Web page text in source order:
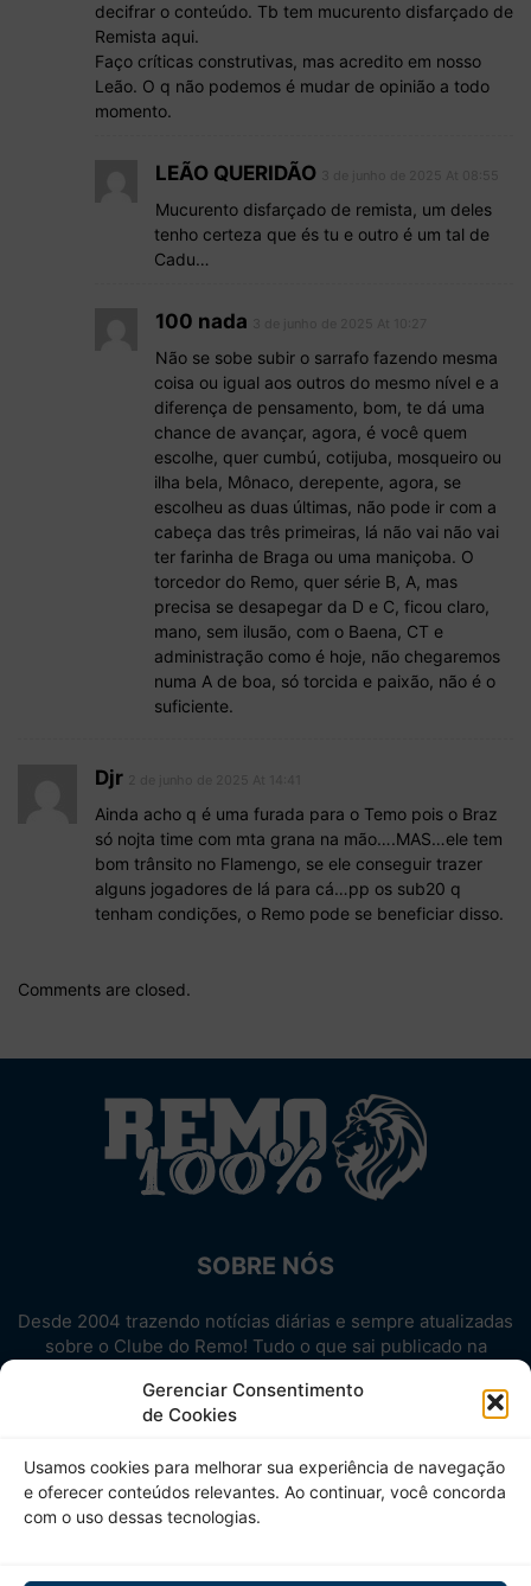
Gerenciar Consentimento
de Cookies
Usamos cookies para melhorar sua experiência de navegação
e oferecer conteúdos relevantes. Ao continuar, você concorda
com o uso dessas tecnologias.
decifrar o conteúdo. Tb tem mucurento disfarçado de
Remista aqui.
Faço críticas construtivas, mas acredito em nosso
Leão. O q não podemos é mudar de opinião a todo
momento.
LEÃO QUERIDÃO
Mucurento disfarçado de remista, um deles
tenho certeza que és tu e outro é um tal de
Cadu…
100 nada
Não se sobe subir o sarrafo fazendo mesma
coisa ou igual aos outros do mesmo nível e a
diferença de pensamento, bom, te dá uma
chance de avançar, agora, é você quem
escolhe, quer cumbú, cotijuba, mosqueiro ou
ilha bela, Mônaco, derepente, agora, se
escolheu as duas últimas, não pode ir com a
cabeça das três primeiras, lá não vai não vai
ter farinha de Braga ou uma maniçoba. O
torcedor do Remo, quer série B, A, mas
precisa se desapegar da D e C, ficou claro,
mano, sem ilusão, com o Baena, CT e
administração como é hoje, não chegaremos
numa A de boa, só torcida e paixão, não é o
suficiente.
Djr
Ainda acho q é uma furada para o Temo pois o Braz
só nojta time com mta grana na mão….MAS…ele tem
bom trânsito no Flamengo, se ele conseguir trazer
alguns jogadores de lá para cá…pp os sub20 q
tenham condições, o Remo pode se beneficiar disso.
Comments are closed.
SOBRE NÓS
Desde 2004 trazendo notícias diárias e sempre atualizadas
sobre o Clube do Remo! Tudo o que sai publicado na
Aproveite! Site não-oficial.
SIGA-NOS